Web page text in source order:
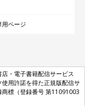
ページ
・電子書籍配信サービス
用許諾を得た正規版配信サ
標（登録番号 第11091003